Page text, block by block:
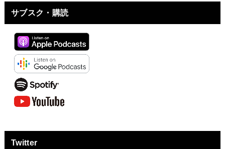
サブスク・購読
Twitter